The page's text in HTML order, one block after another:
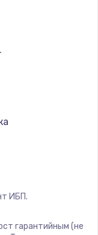
ИБП.
гарантийным (не